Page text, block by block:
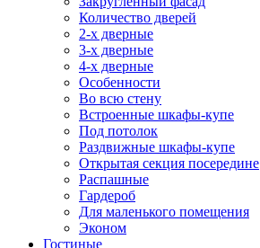
Количество дверей
2-х дверные
3-х дверные
4-х дверные
Особенности
Во всю стену
Встроенные шкафы-купе
Под потолок
Раздвижные шкафы-купе
Открытая секция посередине
Распашные
Гардероб
Для маленького помещения
Эконом
Гостиные